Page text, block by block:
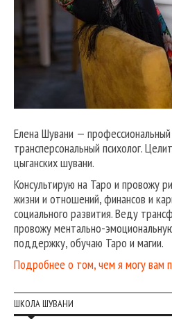
Елена Шувани — профессиональный
трансперсональный психолог.
цыганских шувани.
Консультирую на Таро и провожу
жизни и отношений, финансов и
социального развития. Веду
провожу ментально-
поддержку, обучаю Таро и магии.
Подробнее о том, чем я могу вам
ШКОЛА ШУВАНИ